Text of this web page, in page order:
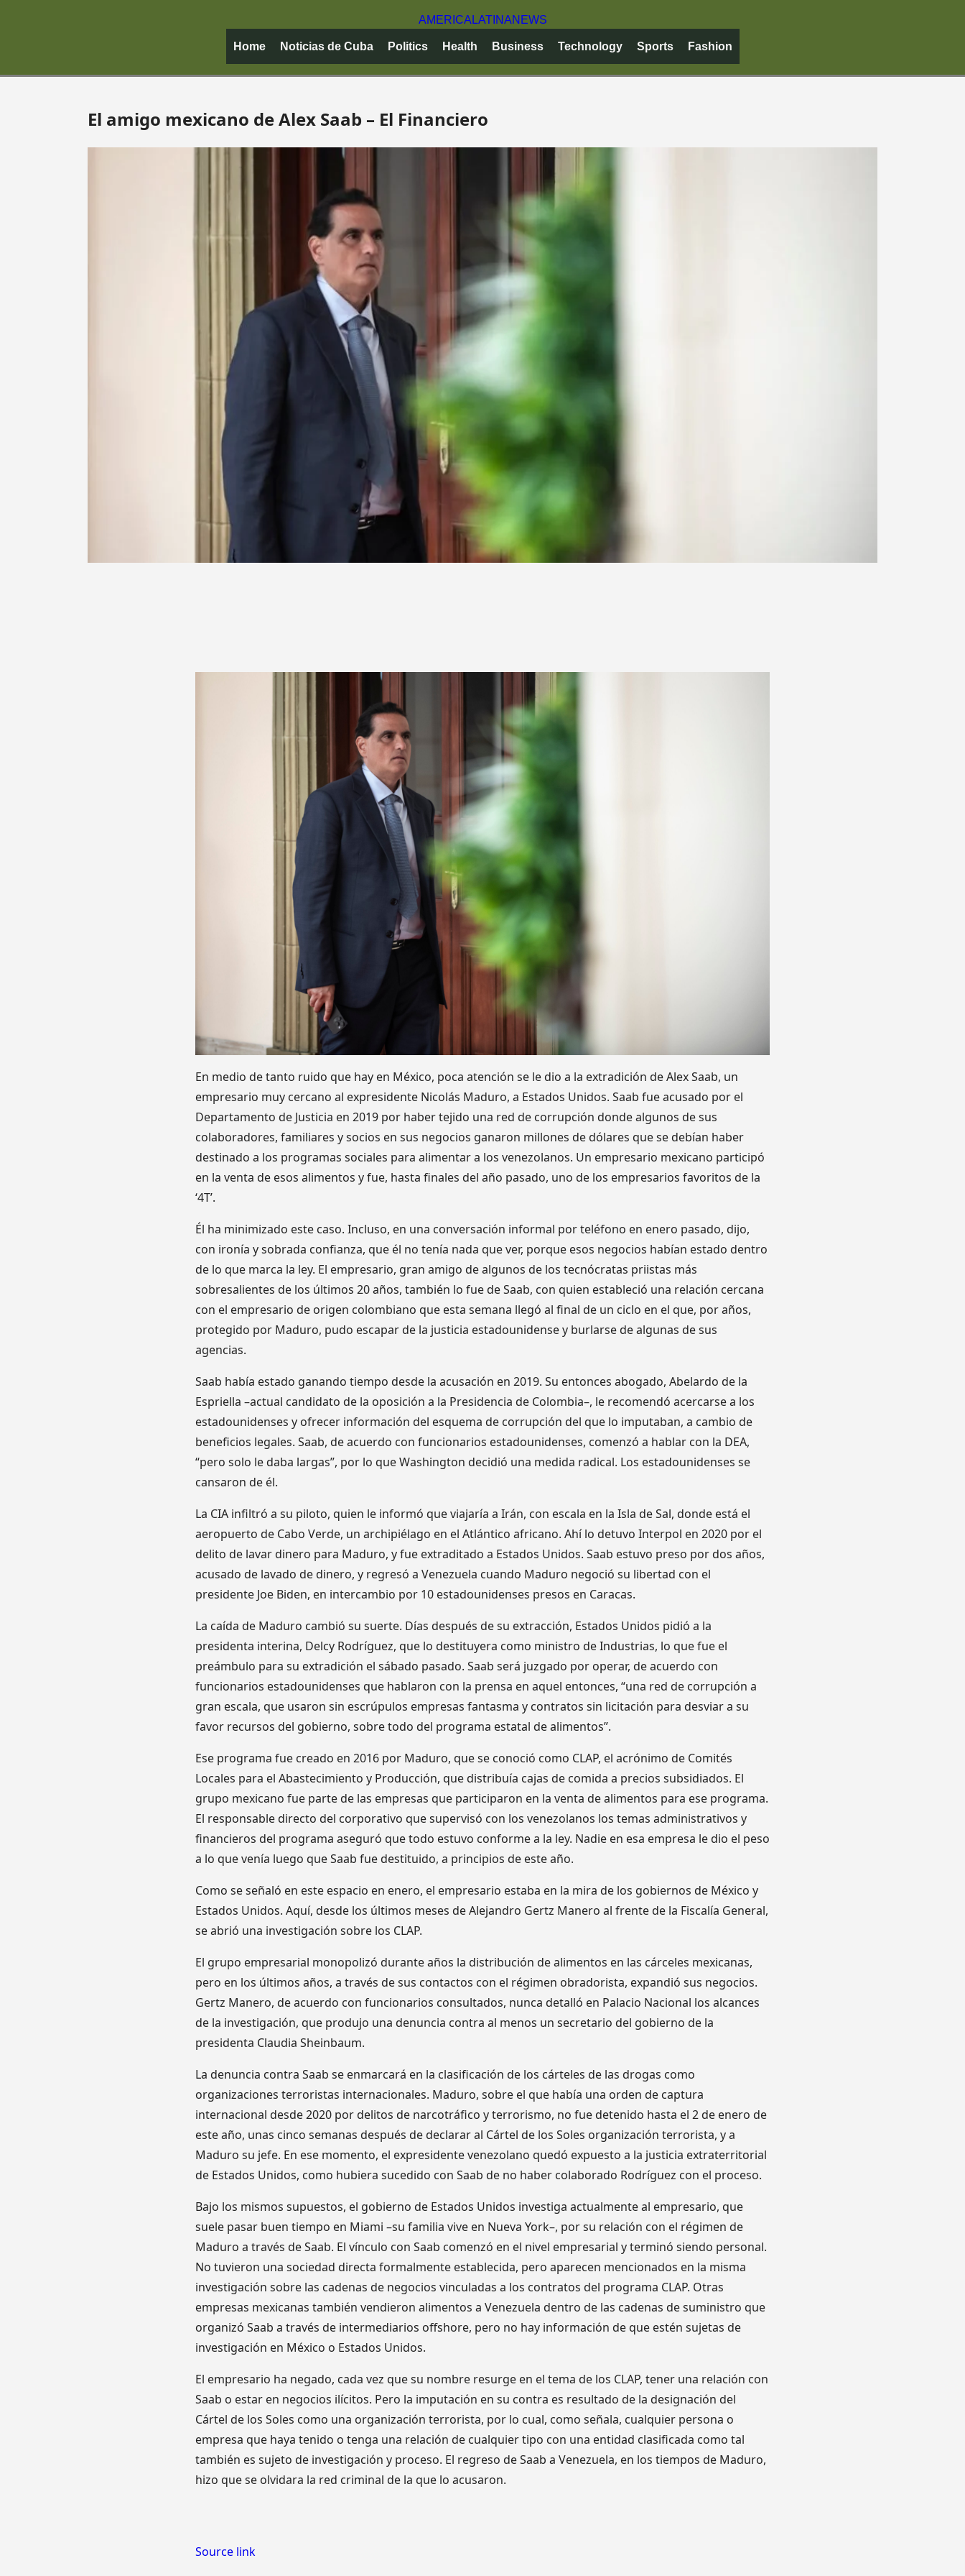
AMERICA LATINANEWS
Home Noticias de Cuba Politics Health Business Technology Sports Fashion
El amigo mexicano de Alex Saab – El Financiero
En medio de tanto ruido que hay en México, poca atención se le dio a la extradición de Alex Saab, un
empresario muy cercano al expresidente Nicolás Maduro, a Estados Unidos. Saab fue acusado por el
Departamento de Justicia en 2019 por haber tejido una red de corrupción donde algunos de sus
colaboradores, familiares y socios en sus negocios ganaron millones de dólares que se debían haber
destinado a los programas sociales para alimentar a los venezolanos. Un empresario mexicano participó
en la venta de esos alimentos y fue, hasta finales del año pasado, uno de los empresarios favoritos de la
‘4T’.
Él ha minimizado este caso. Incluso, en una conversación informal por teléfono en enero pasado, dijo,
con ironía y sobrada confianza, que él no tenía nada que ver, porque esos negocios habían estado dentro
de lo que marca la ley. El empresario, gran amigo de algunos de los tecnócratas priistas más
sobresalientes de los últimos 20 años, también lo fue de Saab, con quien estableció una relación cercana
con el empresario de origen colombiano que esta semana llegó al final de un ciclo en el que, por años,
protegido por Maduro, pudo escapar de la justicia estadounidense y burlarse de algunas de sus
agencias.
Saab había estado ganando tiempo desde la acusación en 2019. Su entonces abogado, Abelardo de la
Espriella –actual candidato de la oposición a la Presidencia de Colombia–, le recomendó acercarse a los
estadounidenses y ofrecer información del esquema de corrupción del que lo imputaban, a cambio de
beneficios legales. Saab, de acuerdo con funcionarios estadounidenses, comenzó a hablar con la DEA,
“pero solo le daba largas”, por lo que Washington decidió una medida radical. Los estadounidenses se
cansaron de él.
La CIA infiltró a su piloto, quien le informó que viajaría a Irán, con escala en la Isla de Sal, donde está el
aeropuerto de Cabo Verde, un archipiélago en el Atlántico africano. Ahí lo detuvo Interpol en 2020 por el
delito de lavar dinero para Maduro, y fue extraditado a Estados Unidos. Saab estuvo preso por dos años,
acusado de lavado de dinero, y regresó a Venezuela cuando Maduro negoció su libertad con el
presidente Joe Biden, en intercambio por 10 estadounidenses presos en Caracas.
La caída de Maduro cambió su suerte. Días después de su extracción, Estados Unidos pidió a la
presidenta interina, Delcy Rodríguez, que lo destituyera como ministro de Industrias, lo que fue el
preámbulo para su extradición el sábado pasado. Saab será juzgado por operar, de acuerdo con
funcionarios estadounidenses que hablaron con la prensa en aquel entonces, “una red de corrupción a
gran escala, que usaron sin escrúpulos empresas fantasma y contratos sin licitación para desviar a su
favor recursos del gobierno, sobre todo del programa estatal de alimentos”.
Ese programa fue creado en 2016 por Maduro, que se conoció como CLAP, el acrónimo de Comités
Locales para el Abastecimiento y Producción, que distribuía cajas de comida a precios subsidiados. El
grupo mexicano fue parte de las empresas que participaron en la venta de alimentos para ese programa.
El responsable directo del corporativo que supervisó con los venezolanos los temas administrativos y
financieros del programa aseguró que todo estuvo conforme a la ley. Nadie en esa empresa le dio el peso
a lo que venía luego que Saab fue destituido, a principios de este año.
Como se señaló en este espacio en enero, el empresario estaba en la mira de los gobiernos de México y
Estados Unidos. Aquí, desde los últimos meses de Alejandro Gertz Manero al frente de la Fiscalía General,
se abrió una investigación sobre los CLAP.
El grupo empresarial monopolizó durante años la distribución de alimentos en las cárceles mexicanas,
pero en los últimos años, a través de sus contactos con el régimen obradorista, expandió sus negocios.
Gertz Manero, de acuerdo con funcionarios consultados, nunca detalló en Palacio Nacional los alcances
de la investigación, que produjo una denuncia contra al menos un secretario del gobierno de la
presidenta Claudia Sheinbaum.
La denuncia contra Saab se enmarcará en la clasificación de los cárteles de las drogas como
organizaciones terroristas internacionales. Maduro, sobre el que había una orden de captura
internacional desde 2020 por delitos de narcotráfico y terrorismo, no fue detenido hasta el 2 de enero de
este año, unas cinco semanas después de declarar al Cártel de los Soles organización terrorista, y a
Maduro su jefe. En ese momento, el expresidente venezolano quedó expuesto a la justicia extraterritorial
de Estados Unidos, como hubiera sucedido con Saab de no haber colaborado Rodríguez con el proceso.
Bajo los mismos supuestos, el gobierno de Estados Unidos investiga actualmente al empresario, que
suele pasar buen tiempo en Miami –su familia vive en Nueva York–, por su relación con el régimen de
Maduro a través de Saab. El vínculo con Saab comenzó en el nivel empresarial y terminó siendo personal.
No tuvieron una sociedad directa formalmente establecida, pero aparecen mencionados en la misma
investigación sobre las cadenas de negocios vinculadas a los contratos del programa CLAP. Otras
empresas mexicanas también vendieron alimentos a Venezuela dentro de las cadenas de suministro que
organizó Saab a través de intermediarios offshore, pero no hay información de que estén sujetas de
investigación en México o Estados Unidos.
El empresario ha negado, cada vez que su nombre resurge en el tema de los CLAP, tener una relación con
Saab o estar en negocios ilícitos. Pero la imputación en su contra es resultado de la designación del
Cártel de los Soles como una organización terrorista, por lo cual, como señala, cualquier persona o
empresa que haya tenido o tenga una relación de cualquier tipo con una entidad clasificada como tal
también es sujeto de investigación y proceso. El regreso de Saab a Venezuela, en los tiempos de Maduro,
hizo que se olvidara la red criminal de la que lo acusaron.
Source link